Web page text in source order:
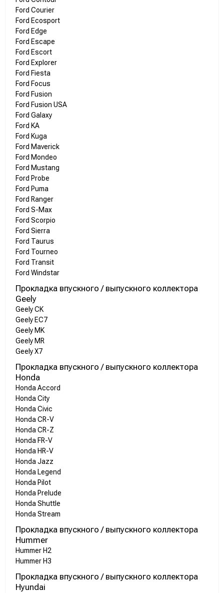
Ford Courier
Ford Ecosport
Ford Edge
Ford Escape
Ford Escort
Ford Explorer
Ford Fiesta
Ford Focus
Ford Fusion
Ford Fusion USA
Ford Galaxy
Ford KA
Ford Kuga
Ford Maverick
Ford Mondeo
Ford Mustang
Ford Probe
Ford Puma
Ford Ranger
Ford S-Max
Ford Scorpio
Ford Sierra
Ford Taurus
Ford Tourneo
Ford Transit
Ford Windstar
Прокладка впускного / выпускного коллектора
Geely
Geely CK
Geely EC7
Geely MK
Geely MR
Geely X7
Прокладка впускного / выпускного коллектора
Honda
Honda Accord
Honda City
Honda Civic
Honda CR-V
Honda CR-Z
Honda FR-V
Honda HR-V
Honda Jazz
Honda Legend
Honda Pilot
Honda Prelude
Honda Shuttle
Honda Stream
Прокладка впускного / выпускного коллектора
Hummer
Hummer H2
Hummer H3
Прокладка впускного / выпускного коллектора
Hyundai